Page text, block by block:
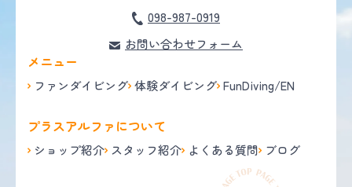
098-987-0919
お問い合わせフォーム
メニュー
ファンダイビング 体験ダイビング FunDiving/EN
プラスアルファについて
ショップ紹介 スタッフ紹介 よくある質問 ブログ